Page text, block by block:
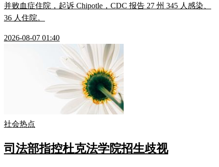
并败血症住院，起诉 Chipotle，CDC 报告 27 州 345 人感染、
36 人住院。
2026-08-07 01:40
社会热点
司法部指控杜克法学院招生歧视